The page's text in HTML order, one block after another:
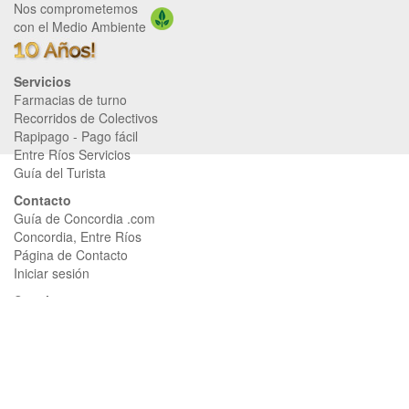
Nos comprometemos
con el Medio Ambiente
Servicios
Farmacias de turno
Recorridos de Colectivos
Rapipago - Pago fácil
Entre Ríos Servicios
Guía del Turista
Contacto
Guía de Concordia .com
Concordia, Entre Ríos
Página de Contacto
Iniciar sesión
Seguinos